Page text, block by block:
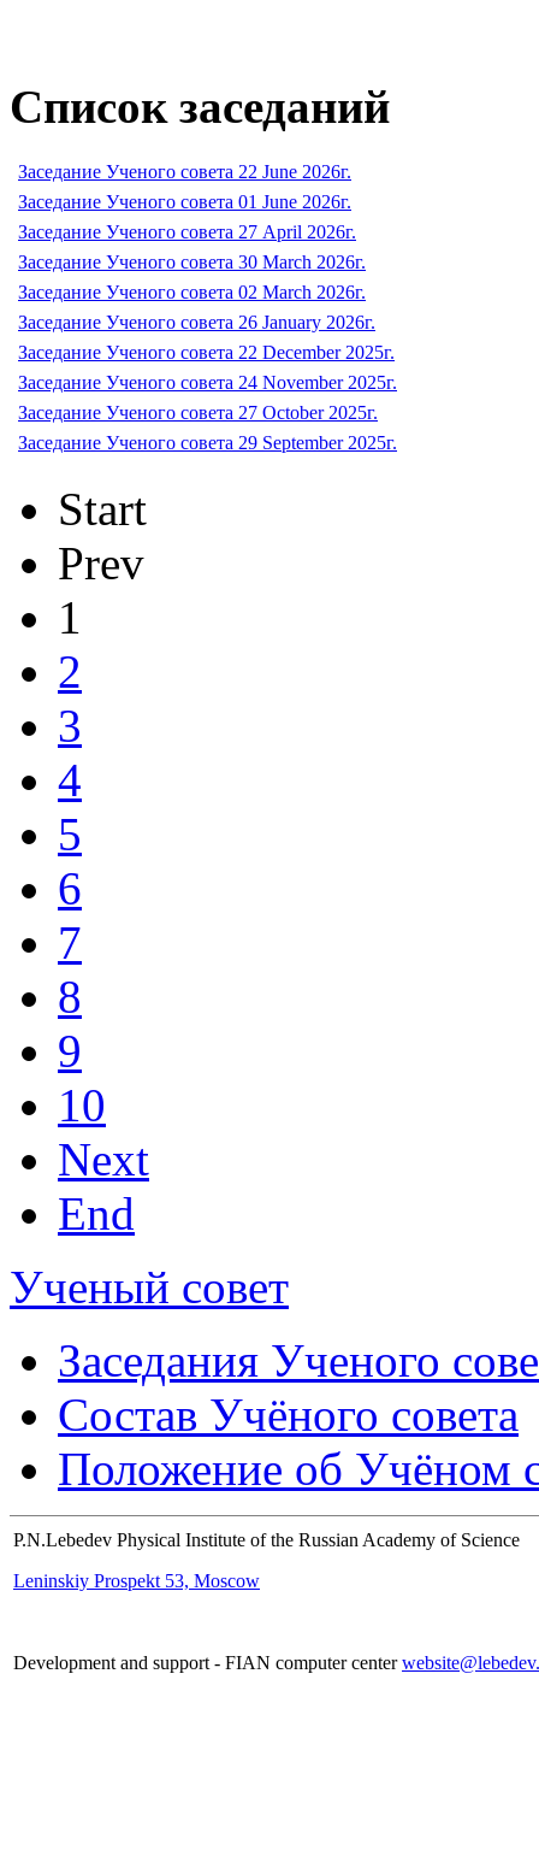
Список заседаний
Заседание Ученого совета 22 June 2026г.
Заседание Ученого совета 01 June 2026г.
Заседание Ученого совета 27 April 2026г.
Заседание Ученого совета 30 March 2026г.
Заседание Ученого совета 02 March 2026г.
Заседание Ученого совета 26 January 2026г.
Заседание Ученого совета 22 December 2025г.
Заседание Ученого совета 24 November 2025г.
Заседание Ученого совета 27 October 2025г.
Заседание Ученого совета 29 September 2025г.
Start
Prev
1
2
3
4
5
6
7
8
9
10
Next
End
Ученый совет
Заседания Ученого
Состав Учёного совета
Положение об Учёном
P.N.Lebedev Physical Institute of the Russian Academy of Science
Leninskiy Prospekt 53, Moscow
Development and support - FIAN computer center